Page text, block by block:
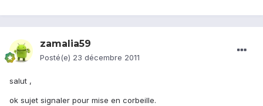
zamalia59
Posté(e) 23 décembre 2011
salut ,
ok sujet signaler pour mise en corbeille.